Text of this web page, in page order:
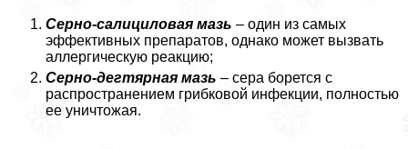
Серно-салициловая мазь – один из самых
эффективных препаратов, однако может вызвать
аллергическую реакцию;
Серно-дегтярная мазь – сера борется с
распространением грибковой инфекции, полностью
ее уничтожая.